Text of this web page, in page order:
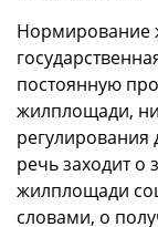
Нормирование
постоянную
жилплощади,
регулирования
речь заходит о
жилплощади
словами, о